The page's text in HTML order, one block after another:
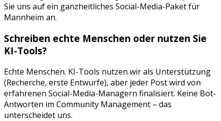
Sie uns auf ein ganzheitliches Social-Media-Paket für
Mannheim an.
Schreiben echte Menschen oder nutzen Sie
KI-Tools?
Echte Menschen. KI-Tools nutzen wir als Unterstützung
(Recherche, erste Entwürfe), aber jeder Post wird von
erfahrenen Social-Media-Managern finalisiert. Keine Bot-
Antworten im Community Management – das
unterscheidet uns.